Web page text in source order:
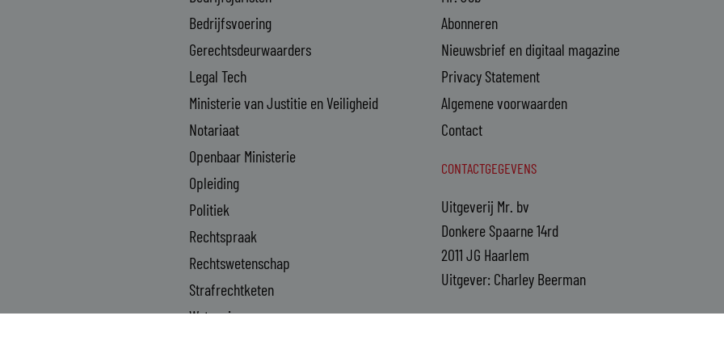
Bedrijfsvoering
Gerechtsdeurwaarders
Legal Tech
Ministerie van Justitie en Veiligheid
Notariaat
Openbaar Ministerie
Opleiding
Politiek
Rechtspraak
Rechtswetenschap
Strafrechtketen
Wetgeving
Abonneren
Nieuwsbrief en digitaal magazine
Privacy Statement
Algemene voorwaarden
Contact
CONTACTGEGEVENS
Uitgeverij Mr. bv
Donkere Spaarne 14rd
2011 JG Haarlem
Uitgever: Charley Beerman